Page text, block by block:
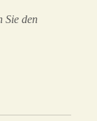
Sie den